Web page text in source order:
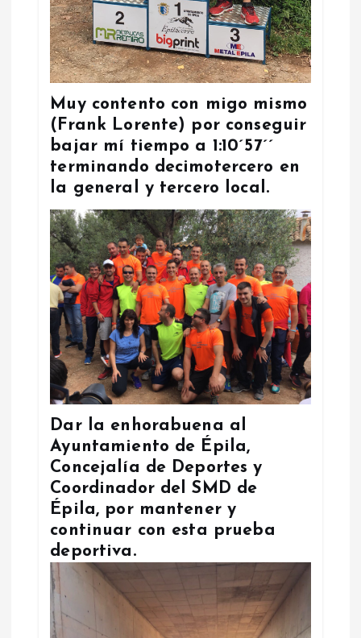
Muy contento con migo mismo
(Frank Lorente) por conseguir
bajar mí tiempo a 1:10´57´´
terminando decimotercero en
la general y tercero local.
Dar la enhorabuena al
Ayuntamiento de Épila,
Concejalía de Deportes y
Coordinador del SMD de
Épila, por mantener y
continuar con esta prueba
deportiva.